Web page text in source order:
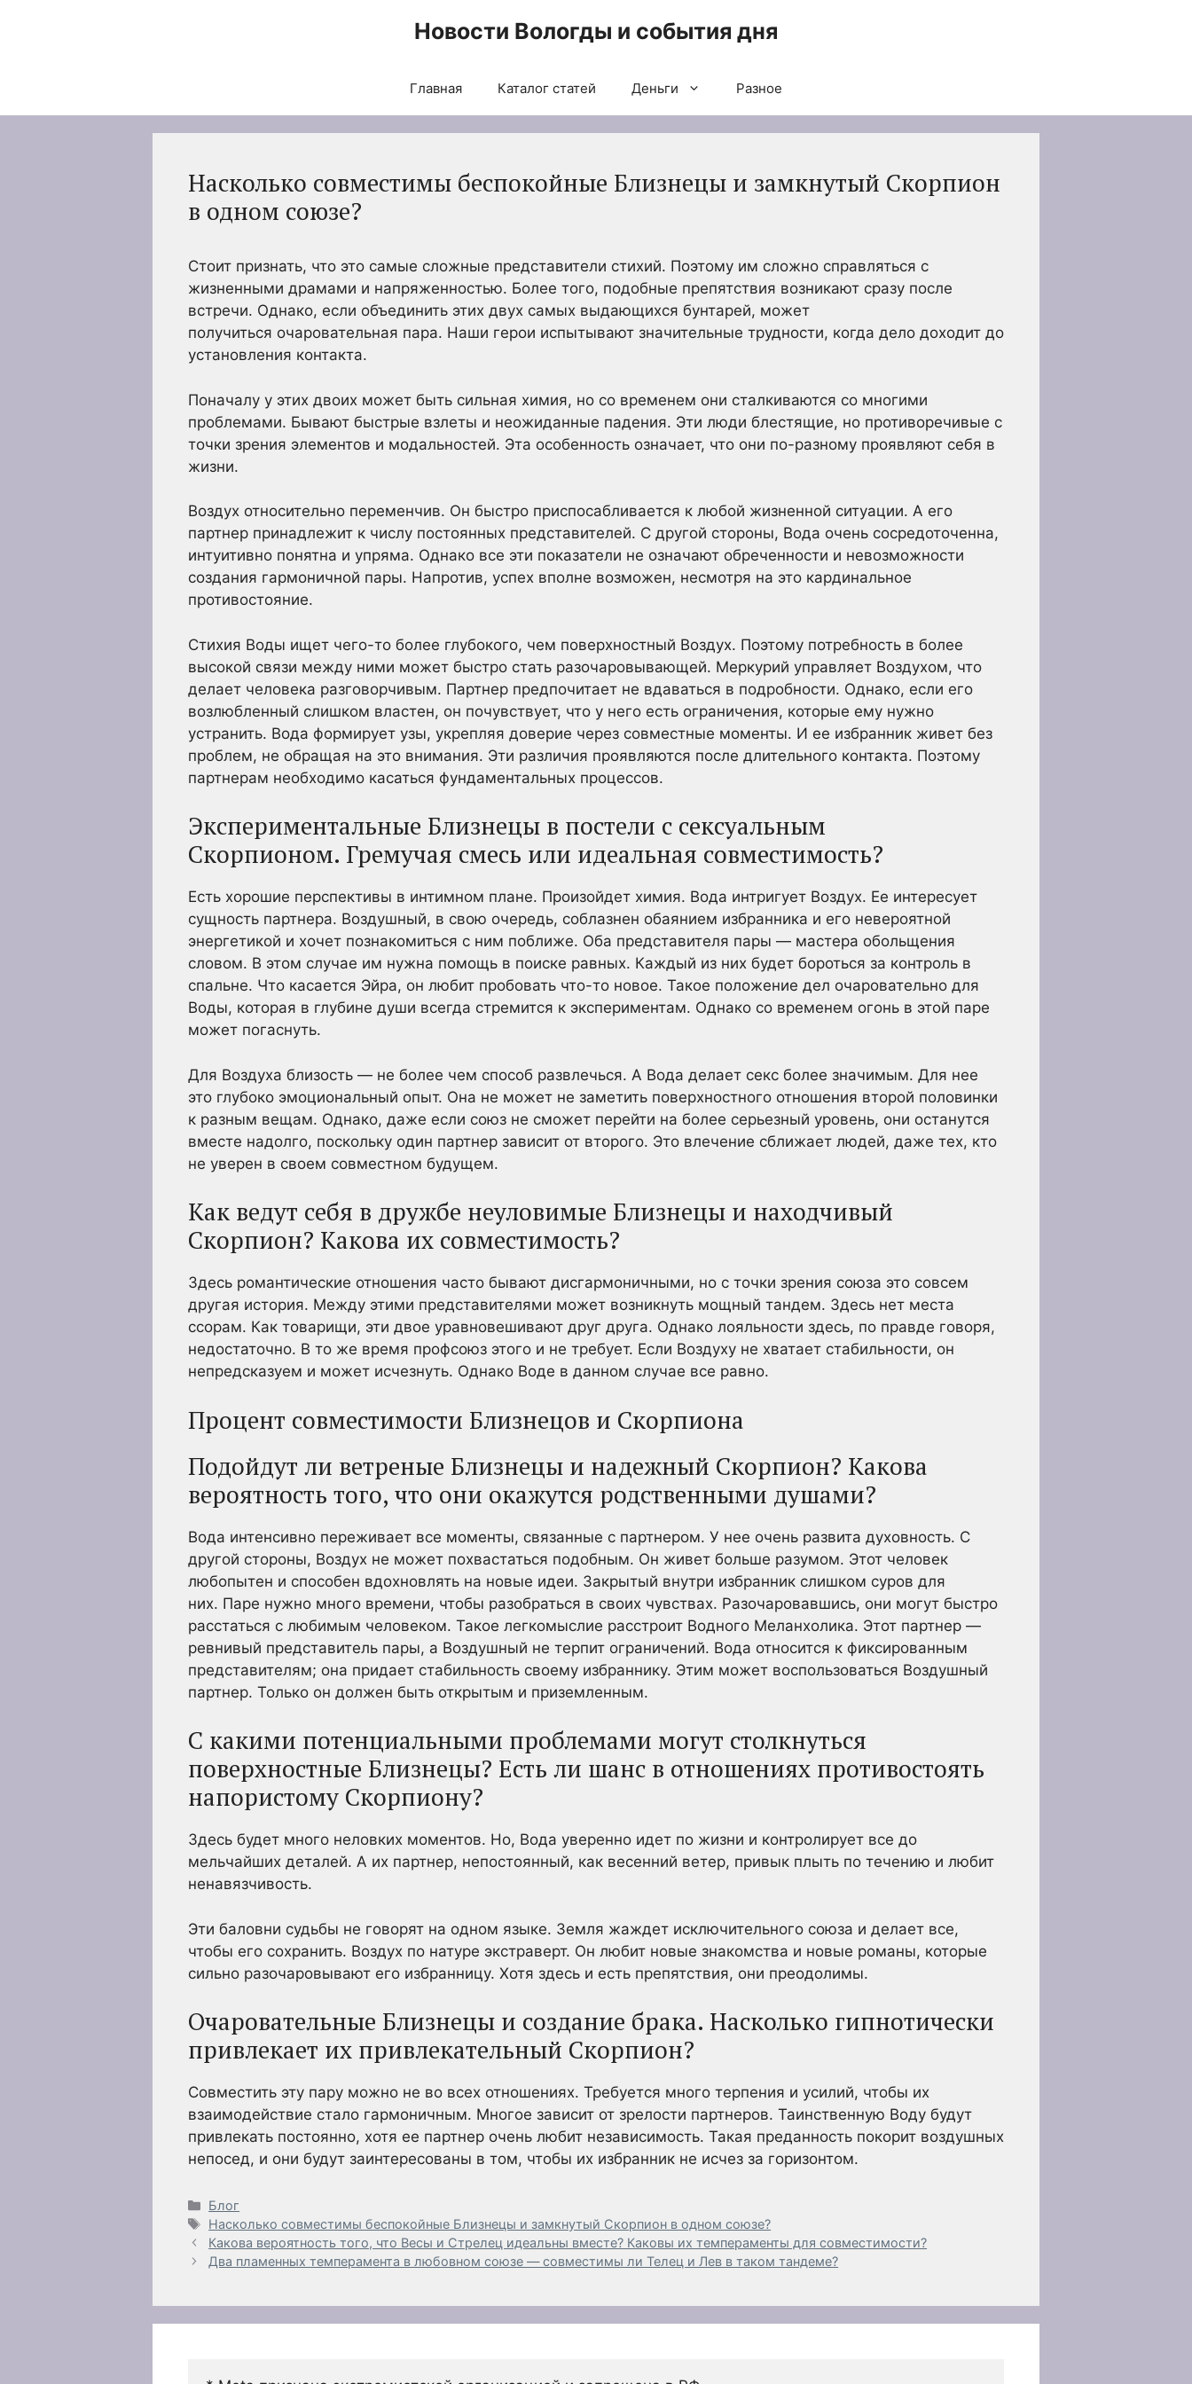
Новости Вологды и события дня
Главная Каталог статей Деньги Разное
Насколько совместимы беспокойные Близнецы и замкнутый Скорпион
в одном союзе?
Стоит признать, что это самые сложные представители стихий. Поэтому им сложно справляться с
жизненными драмами и напряженностью. Более того, подобные препятствия возникают сразу после
встречи. Однако, если объединить этих двух самых выдающихся бунтарей, может
получиться очаровательная пара. Наши герои испытывают значительные трудности, когда дело доходит до
установления контакта.
Поначалу у этих двоих может быть сильная химия, но со временем они сталкиваются со многими
проблемами. Бывают быстрые взлеты и неожиданные падения. Эти люди блестящие, но противоречивые с
точки зрения элементов и модальностей. Эта особенность означает, что они по-разному проявляют себя в
жизни.
Воздух относительно переменчив. Он быстро приспосабливается к любой жизненной ситуации. А его
партнер принадлежит к числу постоянных представителей. С другой стороны, Вода очень сосредоточенна,
интуитивно понятна и упряма. Однако все эти показатели не означают обреченности и невозможности
создания гармоничной пары. Напротив, успех вполне возможен, несмотря на это кардинальное
противостояние.
Стихия Воды ищет чего-то более глубокого, чем поверхностный Воздух. Поэтому потребность в более
высокой связи между ними может быстро стать разочаровывающей. Меркурий управляет Воздухом, что
делает человека разговорчивым. Партнер предпочитает не вдаваться в подробности. Однако, если его
возлюбленный слишком властен, он почувствует, что у него есть ограничения, которые ему нужно
устранить. Вода формирует узы, укрепляя доверие через совместные моменты. И ее избранник живет без
проблем, не обращая на это внимания. Эти различия проявляются после длительного контакта. Поэтому
партнерам необходимо касаться фундаментальных процессов.
Экспериментальные Близнецы в постели с сексуальным
Скорпионом. Гремучая смесь или идеальная совместимость?
Есть хорошие перспективы в интимном плане. Произойдет химия. Вода интригует Воздух. Ее интересует
сущность партнера. Воздушный, в свою очередь, соблазнен обаянием избранника и его невероятной
энергетикой и хочет познакомиться с ним поближе. Оба представителя пары — мастера обольщения
словом. В этом случае им нужна помощь в поиске равных. Каждый из них будет бороться за контроль в
спальне. Что касается Эйра, он любит пробовать что-то новое. Такое положение дел очаровательно для
Воды, которая в глубине души всегда стремится к экспериментам. Однако со временем огонь в этой паре
может погаснуть.
Для Воздуха близость — не более чем способ развлечься. А Вода делает секс более значимым. Для нее
это глубоко эмоциональный опыт. Она не может не заметить поверхностного отношения второй половинки
к разным вещам. Однако, даже если союз не сможет перейти на более серьезный уровень, они останутся
вместе надолго, поскольку один партнер зависит от второго. Это влечение сближает людей, даже тех, кто
не уверен в своем совместном будущем.
Как ведут себя в дружбе неуловимые Близнецы и находчивый
Скорпион? Какова их совместимость?
Здесь романтические отношения часто бывают дисгармоничными, но с точки зрения союза это совсем
другая история. Между этими представителями может возникнуть мощный тандем. Здесь нет места
ссорам. Как товарищи, эти двое уравновешивают друг друга. Однако лояльности здесь, по правде говоря,
недостаточно. В то же время профсоюз этого и не требует. Если Воздуху не хватает стабильности, он
непредсказуем и может исчезнуть. Однако Воде в данном случае все равно.
Процент совместимости Близнецов и Скорпиона
Подойдут ли ветреные Близнецы и надежный Скорпион? Какова
вероятность того, что они окажутся родственными душами?
Вода интенсивно переживает все моменты, связанные с партнером. У нее очень развита духовность. С
другой стороны, Воздух не может похвастаться подобным. Он живет больше разумом. Этот человек
любопытен и способен вдохновлять на новые идеи. Закрытый внутри избранник слишком суров для
них. Паре нужно много времени, чтобы разобраться в своих чувствах. Разочаровавшись, они могут быстро
расстаться с любимым человеком. Такое легкомыслие расстроит Водного Меланхолика. Этот партнер —
ревнивый представитель пары, а Воздушный не терпит ограничений. Вода относится к фиксированным
представителям; она придает стабильность своему избраннику. Этим может воспользоваться Воздушный
партнер. Только он должен быть открытым и приземленным.
С какими потенциальными проблемами могут столкнуться
поверхностные Близнецы? Есть ли шанс в отношениях противостоять
напористому Скорпиону?
Здесь будет много неловких моментов. Но, Вода уверенно идет по жизни и контролирует все до
мельчайших деталей. А их партнер, непостоянный, как весенний ветер, привык плыть по течению и любит
ненавязчивость.
Эти баловни судьбы не говорят на одном языке. Земля жаждет исключительного союза и делает все,
чтобы его сохранить. Воздух по натуре экстраверт. Он любит новые знакомства и новые романы, которые
сильно разочаровывают его избранницу. Хотя здесь и есть препятствия, они преодолимы.
Очаровательные Близнецы и создание брака. Насколько гипнотически
привлекает их привлекательный Скорпион?
Совместить эту пару можно не во всех отношениях. Требуется много терпения и усилий, чтобы их
взаимодействие стало гармоничным. Многое зависит от зрелости партнеров. Таинственную Воду будут
привлекать постоянно, хотя ее партнер очень любит независимость. Такая преданность покорит воздушных
непосед, и они будут заинтересованы в том, чтобы их избранник не исчез за горизонтом.
Рубрики
Блог
Метки
Насколько совместимы беспокойные Близнецы и замкнутый Скорпион в одном союзе?
Какова вероятность того, что Весы и Стрелец идеальны вместе? Каковы их темпераменты для совместимости?
Два пламенных темперамента в любовном союзе — совместимы ли Телец и Лев в таком тандеме?